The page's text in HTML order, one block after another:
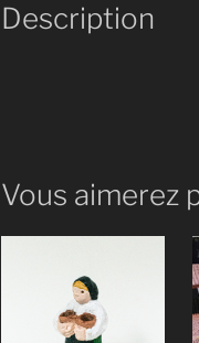
Description
Vous aimerez